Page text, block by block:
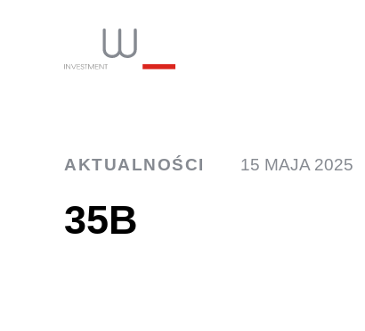
AKTUALNOŚCI 15 MAJA 2025
35B